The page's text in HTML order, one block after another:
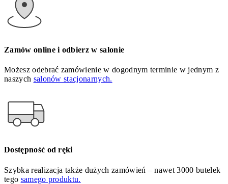
Zamów online i odbierz w salonie
Możesz odebrać zamówienie w dogodnym terminie w jednym z
naszych salonów stacjonarnych.
Dostępność od ręki
Szybka realizacja także dużych zamówień – nawet 3000 butelek
tego samego produktu.